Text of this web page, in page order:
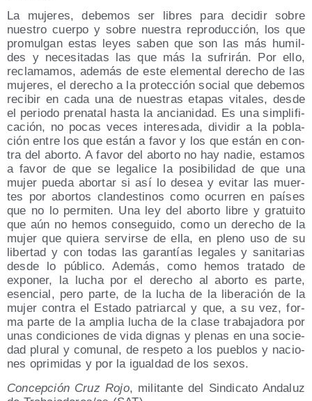
La muje­res, debe­mos ser libres para deci­dir sobre
nues­tro cuer­po y sobre nues­tra repro­duc­ción, los que
pro­mul­gan estas leyes saben que son las más humil­
des y nece­si­ta­das las que más la sufri­rán. Por ello,
recla­ma­mos, ade­más de este ele­men­tal dere­cho de las
muje­res, el dere­cho a la pro­tec­ción social que debe­mos
reci­bir en cada una de nues­tras eta­pas vita­les, des­de
el perio­do pre­na­tal has­ta la ancia­ni­dad. Es una sim­pli­fi­
ca­ción, no pocas veces intere­sa­da, divi­dir a la pobla­
ción entre los que están a favor y los que están en con­
tra del abor­to. A favor del abor­to no hay nadie, esta­mos
a favor de que se lega­li­ce la posi­bi­li­dad de que una
mujer pue­da abor­tar si así lo desea y evi­tar las muer­
tes por abor­tos clan­des­ti­nos como ocu­rren en paí­ses
que no lo per­mi­ten. Una ley del abor­to libre y gra­tui­to
que aún no hemos con­se­gui­do, como un dere­cho de la
mujer que quie­ra ser­vir­se de ella, en pleno uso de su
liber­tad y con todas las garan­tías lega­les y sani­ta­rias
des­de lo públi­co. Ade­más, como hemos tra­ta­do de
expo­ner, la lucha por el dere­cho al abor­to es par­te,
esen­cial, pero par­te, de la lucha de la libe­ra­ción de la
mujer con­tra el Esta­do patriar­cal y que, a su vez, for­
ma par­te de la amplia lucha de la cla­se tra­ba­ja­do­ra por
unas con­di­cio­nes de vida dig­nas y ple­nas en una socie­
dad plu­ral y comu­nal, de res­pe­to a los pue­blos y nacio­
nes opri­mi­das y por la igual­dad de los sexos.
Con­cep­ción Cruz Rojo, mili­tan­te del Sin­di­ca­to Anda­luz